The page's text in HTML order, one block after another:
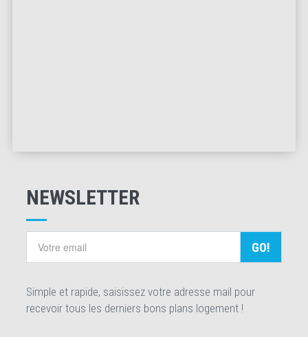
NEWSLETTER
GO!
Simple et rapide, saisissez votre adresse mail pour
recevoir tous les derniers bons plans logement !